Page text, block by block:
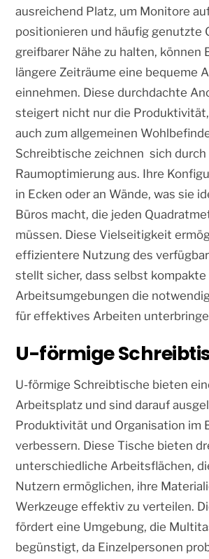
ausreichend Platz, um Monitore
positionieren und häufig genutzte
greifbarer Nähe zu halten, können
längere Zeiträume eine bequeme
einnehmen. Diese durchdachte
steigert nicht nur die
auch zum allgemeinen
Schreibtische zeichnen sich durch
Raumoptimierung aus. Ihre
in Ecken oder an Wände, was sie
Büros macht, die jeden
müssen. Diese Vielseitigkeit
effizientere Nutzung des
stellt sicher, dass selbst kompakte
Arbeitsumgebungen die
für effektives Arbeiten
U-förmige
U-förmige Schreibtische bieten
Arbeitsplatz und sind darauf
Produktivität und Organisation im
verbessern. Diese Tische bieten
unterschiedliche Arbeitsflächen,
Nutzern ermöglichen, ihre
Werkzeuge effektiv zu verteilen.
fördert eine Umgebung, die
begünstigt, da Einzelpersonen